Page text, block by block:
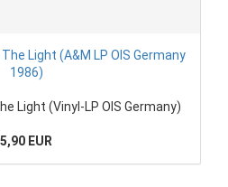
Light (Vinyl-LP OIS Germany)
5,90 EUR